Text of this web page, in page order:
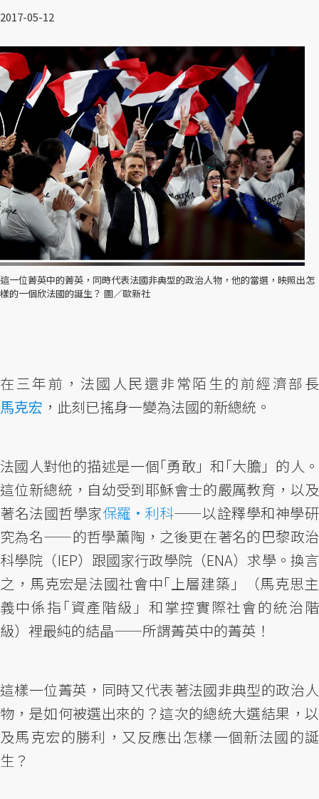
2017-05-12
這一位菁英中的菁英，同時代表法國非典型的政治人物，他的當選，映照出怎
樣的一個欣法國的誕生？ 圖／歐新社
在三年前，法國人民還非常陌生的前經濟部長
馬克宏 ，此刻已搖身一變為法國的新總統。
法國人對他的描述是一個｢勇敢」和｢大膽」的人。
這位新總統，自幼受到耶穌會士的嚴厲教育，以及
著名法國哲學家保羅·利科——以詮釋學和神學研
究為名——的哲學薰陶，之後更在著名的巴黎政治
科學院（IEP）跟國家行政學院（ENA）求學。換言
之，馬克宏是法國社會中｢上層建築」（馬克思主
義中係指｢資產階級」和掌控實際社會的統治階
級）裡最純的結晶——所謂菁英中的菁英！
這樣一位菁英，同時又代表著法國非典型的政治人
物，是如何被選出來的？這次的總統大選結果，以
及馬克宏的勝利，又反應出怎樣一個新法國的誕
生？